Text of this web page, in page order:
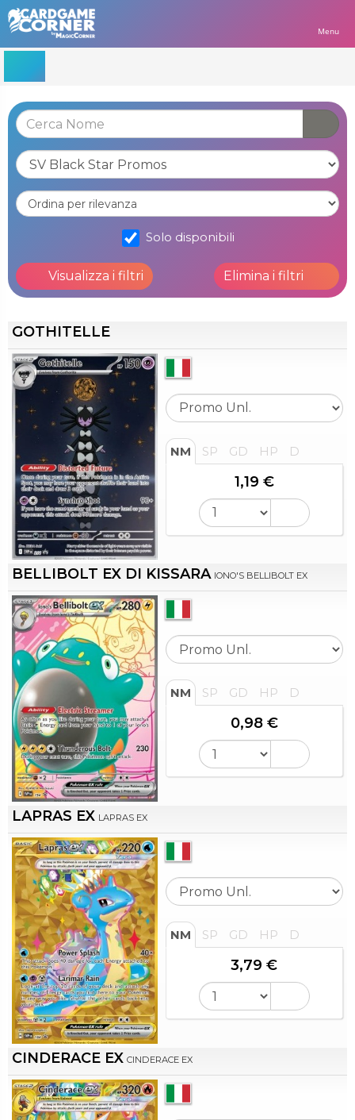
Menu
Solo disponibili
Visualizza i filtri Elimina i filtri
GOTHITELLE
NM SP GD HP D
1,19 €
BELLIBOLT EX DI KISSARA IONO'S BELLIBOLT EX
NM SP GD HP D
0,98 €
LAPRAS EX LAPRAS EX
NM SP GD HP D
3,79 €
CINDERACE EX CINDERACE EX